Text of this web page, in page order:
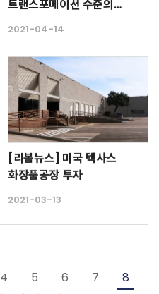
트랜스포메이션 수준의
2021-04-14
[리봄뉴스] 미국 텍사스
화장품공장 투자
2021-03-13
4 5 6 7
8